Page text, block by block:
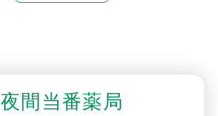
夜間当番薬局